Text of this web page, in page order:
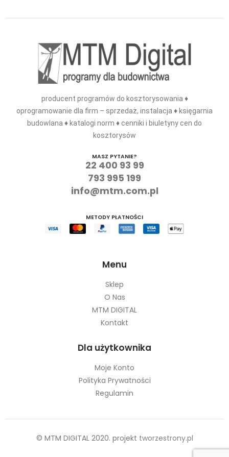
producent programów do kosztorysowania ♦
oprogramowanie dla firm – sprzedaż, instalacja ♦ księgarnia
budowlana ♦ katalogi norm ♦ cenniki i biuletyny cen do
kosztorysów
MASZ PYTANIE?
22 400 93 99
793 995 199
info@mtm.com.pl
METODY PŁATNOŚCI
Menu
Sklep
O Nas
MTM DIGITAL
Kontakt
Dla użytkownika
Moje Konto
Polityka Prywatności
Regulamin
© MTM DIGITAL 2020. projekt tworzestrony.pl